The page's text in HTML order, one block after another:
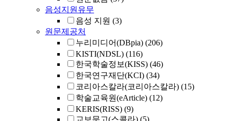
음성지원유무
음성 지원 (3)
원문제공처
누리미디어(DBpia) (206)
KISTI(NDSL) (116)
한국학술정보(KISS) (46)
한국연구재단(KCI) (34)
코리아스칼라(코리아스칼라) (15)
학술교육원(eArticle) (12)
KERIS(RISS) (9)
교보문고(스콜라) (5)